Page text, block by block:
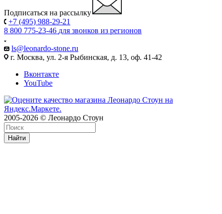
Подписаться на рассылку
+7 (495) 988-29-21
8 800 775-23-46 для звонков из регионов
ls@leonardo-stone.ru
г. Москва, ул. 2-я Рыбинская, д. 13, оф. 41-42
Вконтакте
YouTube
2005-2026 © Леонардо Стоун
Найти